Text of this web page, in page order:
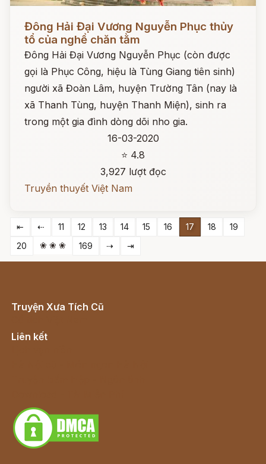
Đông Hải Đại Vương Nguyễn Phục thủy
tổ của nghề chăn tằm
Đông Hải Đại Vương Nguyễn Phục (còn được
gọi là Phục Công, hiệu là Tùng Giang tiên sinh)
người xã Đoàn Lâm, huyện Trường Tân (nay là
xã Thanh Tùng, huyện Thanh Miện), sinh ra
trong một gia đình dòng dõi nho gia.
16-03-2020
⭐ 4.8
3,927 lượt đọc
Truyền thuyết Việt Nam
⇤ ⇠ 11 12 13 14 15 16 17 18
19
20
❀ ❀ ❀ 169 ⇢ ⇥
Truyện Xưa Tích Cũ
Liên kết